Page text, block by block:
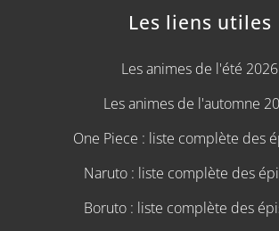
Les liens utiles
Les animes de l'été 2026
Les animes de l'automne
One Piece : liste complète des
Naruto : liste complète des
Boruto : liste complète des